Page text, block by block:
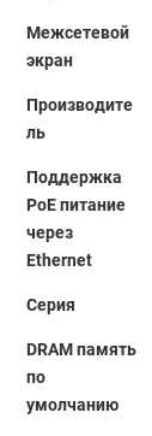
Межсетевой
экран
Производите
ль
Поддержка
PoE питание
через
Ethernet
Серия
DRAM память
по
умолчанию